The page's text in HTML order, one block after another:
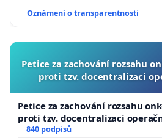
Oznámení o transparentnosti
Petice za zachování rozsahu
proti tzv. docentralizaci
Petice za zachování rozsahu
proti tzv. docentralizaci
840 podpisů